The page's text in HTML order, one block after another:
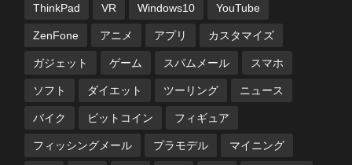
ThinkPad VR Windows10 YouTube
ZenFone アニメ アプリ カスタマイズ
ガジェット ゲーム スパムメール スマホ
ソフト ダイエット ツーリング ニュース
バイク ビットコイン フィギュア
フィッシングメール プラモデル マイニング